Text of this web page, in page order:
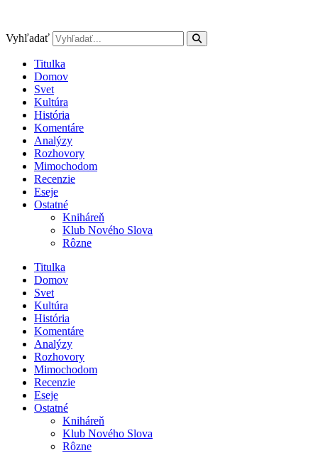
obsah
Vyhľadať
Titulka
Domov
Svet
Kultúra
História
Komentáre
Analýzy
Rozhovory
Mimochodom
Recenzie
Eseje
Ostatné
Kniháreň
Klub Nového Slova
Rôzne
Titulka
Domov
Svet
Kultúra
História
Komentáre
Analýzy
Rozhovory
Mimochodom
Recenzie
Eseje
Ostatné
Kniháreň
Klub Nového Slova
Rôzne